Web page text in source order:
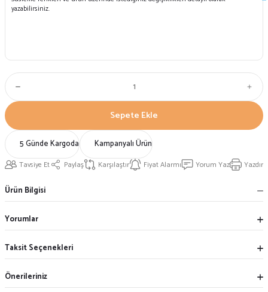
Sepete Ekle
5 Günde Kargoda Kampanyalı Ürün
Tavsiye Et Paylaş Karşılaştır Fiyat Alarmı Yorum Yaz Yazdır
Ürün Bilgisi
Yorumlar
Taksit Seçenekleri
Önerileriniz